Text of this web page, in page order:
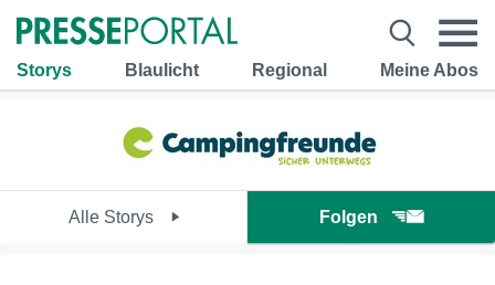
Storys Blaulicht Regional Meine Abos
Alle Storys Folgen